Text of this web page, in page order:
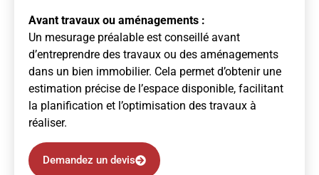
Avant travaux ou aménagements :
Un mesurage préalable est conseillé avant
d’entreprendre des travaux ou des aménagements
dans un bien immobilier. Cela permet d’obtenir une
estimation précise de l’espace disponible, facilitant
la planification et l’optimisation des travaux à
réaliser.
Demandez un devis